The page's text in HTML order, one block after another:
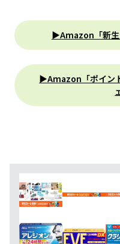
▶Amazon「新生
▶Amazon「ポイン